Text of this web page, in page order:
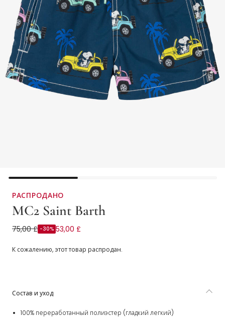
РАСПРОДАНО
MC2 Saint Barth
Плавки-шорты синие Пинатс для мальчиков
75,00 £ -30% 53,00 £
К сожалению, этот товар распродан.
Состав и уход
100% переработанный полиэстер (гладкий легкий)